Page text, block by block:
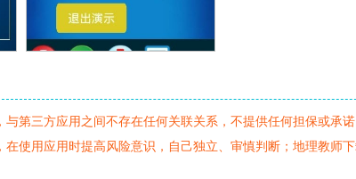
第三方应用之间不存在任何关联关系，不提供任何担保或承
使用应用时提高风险意识，自己独立、审慎判断；地理教师